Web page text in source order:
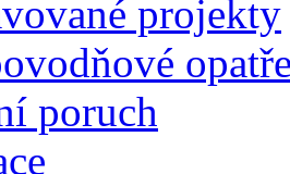
projekty
poruch